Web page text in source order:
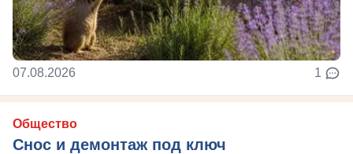
07.08.2026 1
Общество
Снос и демонтаж под ключ